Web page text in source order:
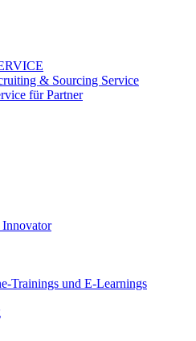
& Sourcing Service
für Partner
Trainings und E-Learnings